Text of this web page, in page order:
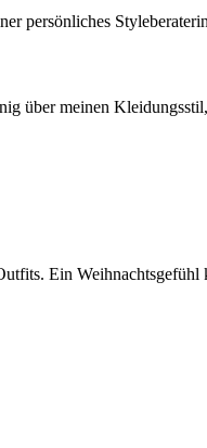
persönliches
über meinen
Ein